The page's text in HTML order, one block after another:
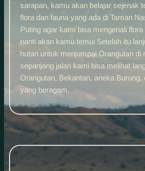
sarapan, kamu akan belajar sejenak
flora dan fauna yang ada di Taman
Puting agar kami bisa mengenali
nanti akan kamu temui Setelah itu
hutan untuk menjumpai Orangutan di
sepanjang jalan kami bisa melihat
Orangutan, Bekantan, aneka Burung,
yang beragam.